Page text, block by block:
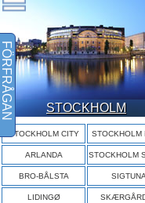
STOCKHOLM
STOCKHOLM CITY STOCKHOLM
ARLANDA STOCKHOLM
BRO-BÅLSTA SIGTUNA
LIDINGØ
FÖRFRÅGAN